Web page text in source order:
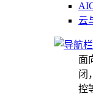
云
面
闭
控